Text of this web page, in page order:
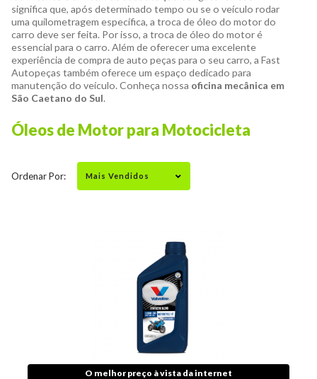
significa que, após determinado tempo ou se o veículo rodar
uma quilometragem específica, a troca de óleo do motor do
carro deve ser feita. Por isso, a troca de óleo do motor é
essencial para o carro. Além de oferecer uma excelente
experiência de compra de auto peças para o seu carro, a Fast
Autopeças também oferece um espaço dedicado para
manutenção do veículo. Conheça nossa oficina mecânica em
São Caetano do Sul.
Óleos de Motor para Motocicleta
Ordenar Por:
O melhor preço à vista da internet